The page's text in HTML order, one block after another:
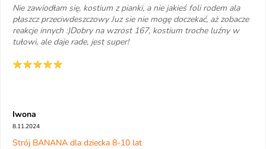
Nie zawiodłam się, kostium z pianki, a nie jakieś foli rodem ala
płaszcz przeciwdeszczowy Juz sie nie mogę doczekać, aż zobacze
reakcje innych :)Dobry na wzrost 167, kostium troche luźny w
tułowi, ale daje rade, jest super!
Iwona
8.11.2024
Strój BANANA dla dziecka 8-10 lat